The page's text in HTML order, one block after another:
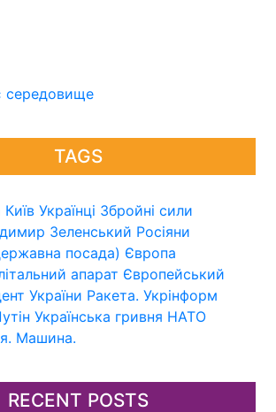
середовище
TAGS
Київ Українці Збройні сили
Зеленський Росіяни
посада) Європа
апарат Європейський
України Ракета. Укрінформ
Українська гривня НАТО
Машина.
RECENT POSTS